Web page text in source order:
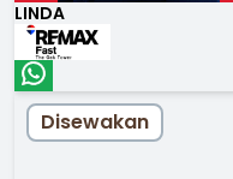
LINDA
Disewakan